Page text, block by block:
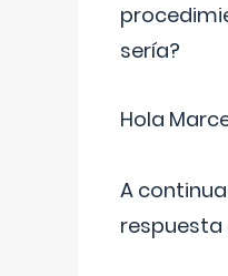
sería?
Hola
A
respuesta